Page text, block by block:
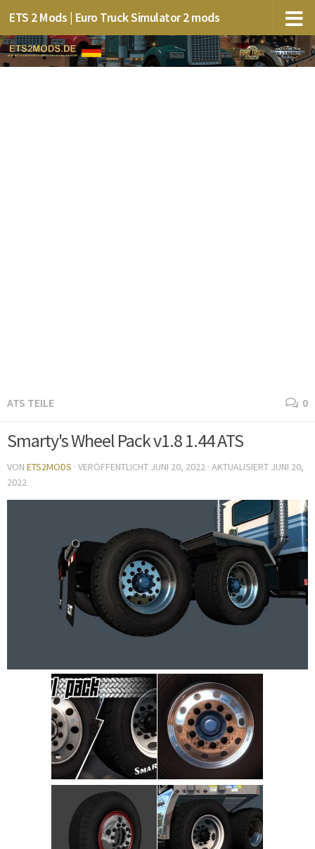
ETS 2 Mods | Euro Truck Simulator 2 mods
ATS TEILE 0
Smarty's Wheel Pack v1.8 1.44 ATS
VON ETS2MODS · VERÖFFENTLICHT JUNI 20, 2022 · AKTUALISIERT JUNI 20,
2022